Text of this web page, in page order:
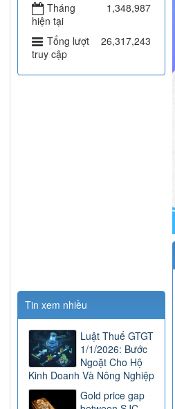
Tháng
hiện tại
1,348,987
Tổng lượt
truy cập
26,317,243
Tin xem nhiều
Luật Thuế GTGT
1/1/2026: Bước
Ngoặt Cho Hộ
Kinh Doanh Và Nông Nghiệp
Gold price gap